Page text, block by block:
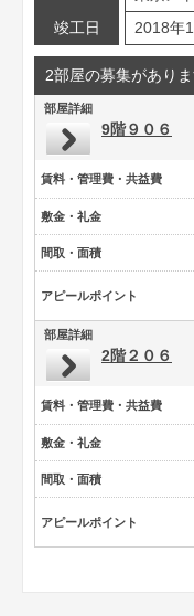
竣工日
2018年
2部屋の募集があり
部屋詳細
9階９０６
賃料・管理費・共益費
敷金・礼金
間取・面積
アピールポイント
部屋詳細
2階２０６
賃料・管理費・共益費
敷金・礼金
間取・面積
アピールポイント